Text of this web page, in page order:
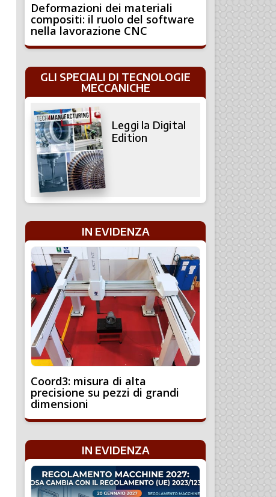
Deformazioni dei materiali
compositi: il ruolo del software
nella lavorazione CNC
GLI SPECIALI DI TECNOLOGIE
MECCANICHE
Leggi la Digital
Edition
IN EVIDENZA
Coord3: misura di alta
precisione su pezzi di grandi
dimensioni
IN EVIDENZA